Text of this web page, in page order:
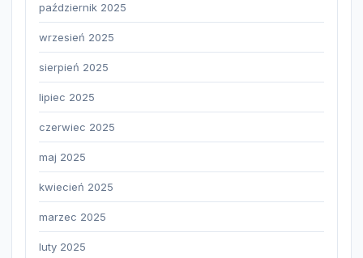
październik 2025
wrzesień 2025
sierpień 2025
lipiec 2025
czerwiec 2025
maj 2025
kwiecień 2025
marzec 2025
luty 2025